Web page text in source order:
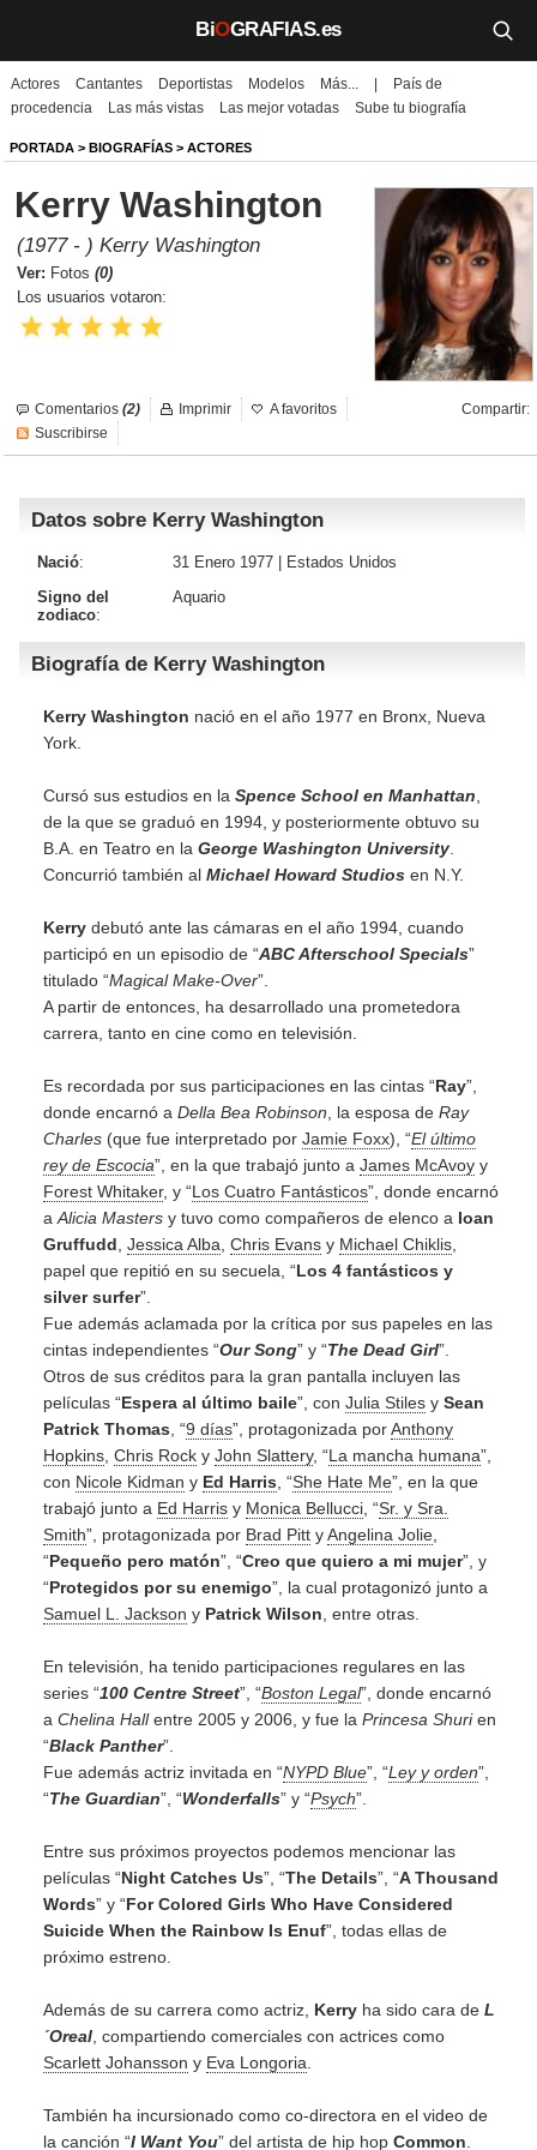
BiOGRAFIAS.es
Biografías
Películas
TV
Música
Un día como hoy
Galerías
Iniciar sesión
Actores Cantantes Deportistas Modelos Más...
País de
procedencia
Las más vistas Las mejor votadas Sube tu biografía
PORTADA > BIOGRAFÍAS > ACTORES
Kerry Washington
(1977 - ) Kerry Washington
Ver: Fotos (0)
Los usuarios votaron:
Comentarios (2) Compartir:
Imprimir
A favoritos
Suscribirse
Datos sobre Kerry Washington
Nació: 31 Enero 1977 |
Estados Unidos
Signo del
zodiaco:
Aquario
Biografía de Kerry Washington
Kerry Washington nació en el año 1977 en Bronx, Nueva
York.
Cursó sus estudios en la Spence School en Manhattan
de la que se graduó en 1994, y posteriormente obtuvo su
B.A. en Teatro en la George Washington University
Concurrió también al Michael Howard Studios en N.Y.
Kerry debutó ante las cámaras en el año 1994, cuando
participó en un episodio de “ABC Afterschool Specials”
titulado “Magical Make-Over”.
A partir de entonces, ha desarrollado una prometedora
carrera, tanto en cine como en televisión.
Es recordada por sus participaciones en las cintas “Ray”,
donde encarnó a Della Bea Robinson , la esposa de Ray
Charles (que fue interpretado por Jamie Foxx), “El último
rey de Escocia”, en la que trabajó junto a James McAvoy y
Forest Whitaker, y “Los Cuatro Fantásticos”, donde encarnó
a Alicia Masters y tuvo como compañeros de elenco a Ioan
Gruffudd Jessica Alba Chris Evans y Michael Chiklis
papel que repitió en su secuela, “Los 4 fantásticos y
silver surfer”.
Fue además aclamada por la crítica por sus papeles en las
cintas independientes “Our Song” y “The Dead Girl”.
Otros de sus créditos para la gran pantalla incluyen las
películas “Espera al último baile”, con Julia Stiles y Sean
Patrick Thomas , “9 días”, protagonizada porAnthony
Hopkins Chris Rock y John Slattery, “La mancha humana”,
con Nicole Kidman y Ed Harris , “She Hate Me”, en la que
trabajó junto a Ed Harris y Monica Bellucci , “Sr. y Sra.
Smith”, protagonizada por Brad Pitt yAngelina Jolie
“Pequeño pero matón”, “Creo que quiero a mi mujer”, y
“Protegidos por su enemigo”, la cual protagonizó junto a
Samuel L. Jackson y Patrick Wilson , entre otras.
En televisión, ha tenido participaciones regulares en las
series “100 Centre Street”, “Boston Legal”, donde encarnó
a Chelina Hallentre 2005 y 2006, y fue la Princesa Shurien
“Black Panther”.
Fue además actriz invitada en “NYPD Blue”, “Ley y orden”,
“The Guardian”, “Wonderfalls” y “Psych”.
Entre sus próximos proyectos podemos mencionar las
películas “Night Catches Us”, “The Details”, “A Thousand
Words” y “For Colored Girls Who Have Considered
Suicide When the Rainbow Is Enuf”, todas ellas de
próximo estreno.
Además de su carrera como actriz, Kerry ha sido cara de L
´Oreal , compartiendo comerciales con actrices como
Scarlett Johansson y Eva Longoria
También ha incursionado como co-directora en el video de
la canción “I Want You” del artista de hip hop Common